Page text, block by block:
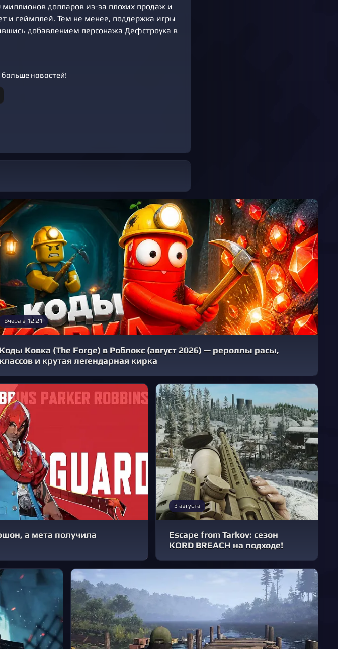
долларов из-за плохих продаж и
и геймплей. Тем не менее, поддержка игры
добавлением персонажа Дефстроука в
больше новостей!
Вчера в 12:21
Коды Ковка (The Forge) в Роблокс (август 2026) — рероллы расы,
классов и крутая легендарная кирка
а мета получила
3 августа
Escape from Tarkov: сезон
KORD BREACH на подходе!